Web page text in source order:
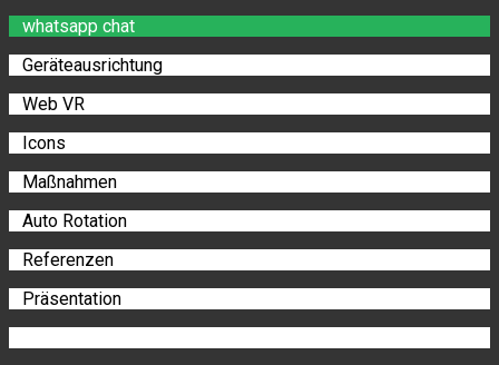
whatsapp chat
Geräteausrichtung
Web VR
Icons
Maßnahmen
Auto Rotation
Referenzen
Präsentation